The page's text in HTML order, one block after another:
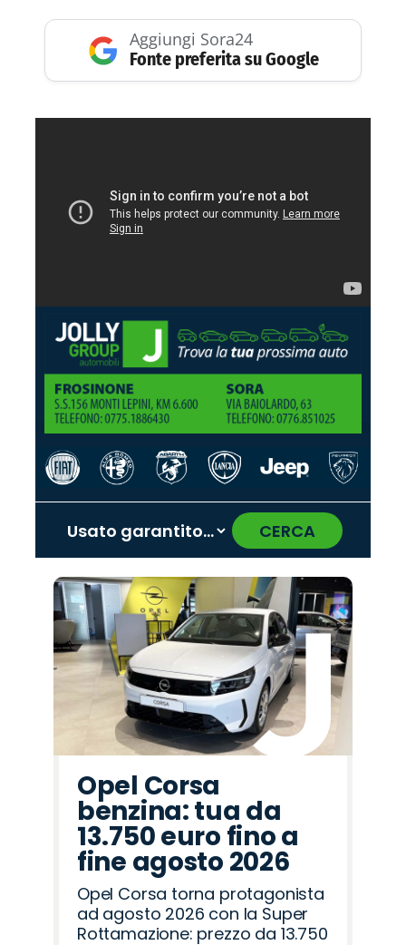
Aggiungi Sora24
Fonte preferita su Google
CERCA
Promo
Cupra
Promo
Abarth
Promo
Opel
Promo
Peugeot
Promo
Fiat
Promo
Jeep
Promo
Lancia
Promo
Hyundai
Promo
Land
Rover
Promo
Citroën
Promo
Mazda
Promo
Alfa
Romeo
Promo
Jaecoo
Promo
Omoda
Promo
Seat
‹ ›
Opel Corsa
benzina: tua da
13.750 euro fino a
fine agosto 2026
Opel Corsa torna protagonista
ad agosto 2026 con la Super
Rottamazione: prezzo da 13.750